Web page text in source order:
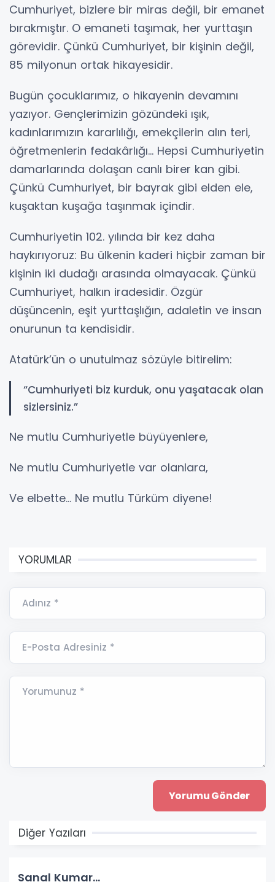
Cumhuriyet, bizlere bir miras değil, bir emanet
bırakmıştır. O emaneti taşımak, her yurttaşın
görevidir. Çünkü Cumhuriyet, bir kişinin değil,
85 milyonun ortak hikayesidir.
Bugün çocuklarımız, o hikayenin devamını
yazıyor. Gençlerimizin gözündeki ışık,
kadınlarımızın kararlılığı, emekçilerin alın teri,
öğretmenlerin fedakârlığı... Hepsi Cumhuriyetin
damarlarında dolaşan canlı birer kan gibi.
Çünkü Cumhuriyet, bir bayrak gibi elden ele,
kuşaktan kuşağa taşınmak içindir.
Cumhuriyetin 102. yılında bir kez daha
haykırıyoruz: Bu ülkenin kaderi hiçbir zaman bir
kişinin iki dudağı arasında olmayacak. Çünkü
Cumhuriyet, halkın iradesidir. Özgür
düşüncenin, eşit yurttaşlığın, adaletin ve insan
onurunun ta kendisidir.
Atatürk’ün o unutulmaz sözüyle bitirelim:
“Cumhuriyeti biz kurduk, onu yaşatacak olan
sizlersiniz.”
Ne mutlu Cumhuriyetle büyüyenlere,
Ne mutlu Cumhuriyetle var olanlara,
Ve elbette… Ne mutlu Türküm diyene!
YORUMLAR
Adınız *
E-Posta Adresiniz *
Yorumunuz *
Diğer Yazıları
Sanal Kumar…